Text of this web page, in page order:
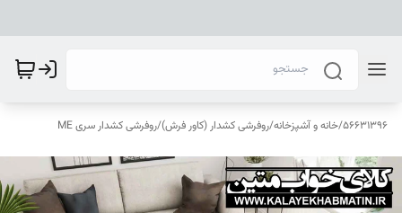
56631396
/خانه و آشپزخانه/روفرشی کشدار (کاور فرش)/روفرشی کشدار سری ME